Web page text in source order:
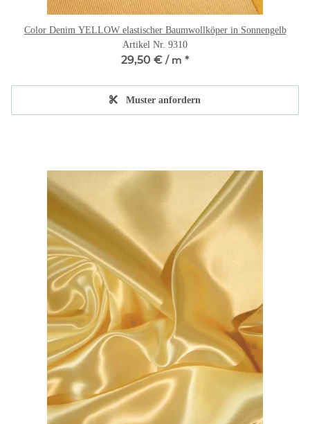
Color Denim YELLOW elastischer Baumwollköper in Sonnengelb
Artikel Nr. 9310
29,50 €/ m *
Muster anfordern